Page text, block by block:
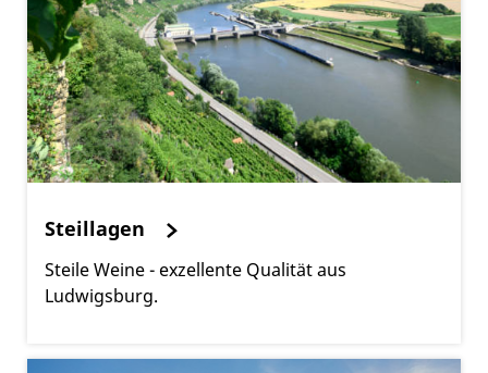
Steillagen
Steile Weine - exzellente Qualität aus
Ludwigsburg.